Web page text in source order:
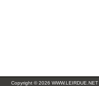
Copyright © 2026